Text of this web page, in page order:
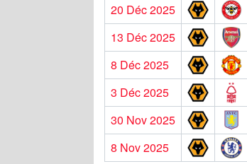
20 Déc 2025
13 Déc 2025
8 Déc 2025
3 Déc 2025
30 Nov 2025
8 Nov 2025